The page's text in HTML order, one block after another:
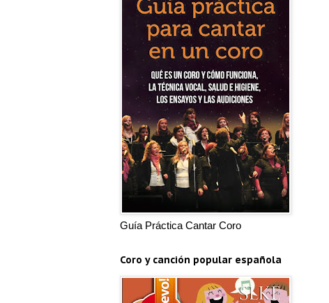
Guía Práctica Cantar Coro
Coro y canción popular española